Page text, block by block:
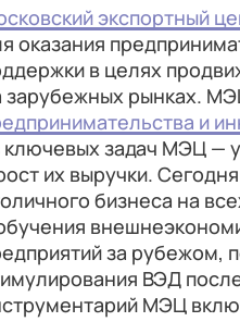
экспортный
оказания
в целях
зарубежных рынках.
и
ключевых задач МЭЦ —
их выручки.
бизнеса на
за рубежом,
ВЭД
МЭЦ